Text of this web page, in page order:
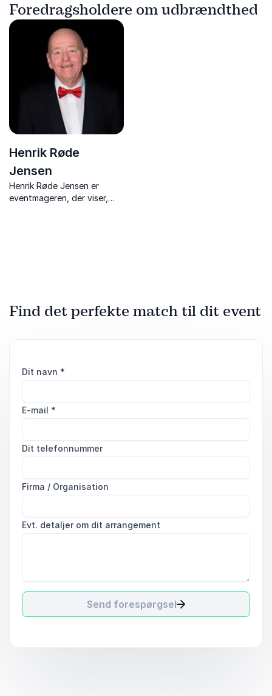
Foredragsholdere om udbrændthed
Henrik Røde
Jensen
Henrik Røde Jensen er
eventmageren, der viser,
Find det perfekte match til dit event
Dit navn *
E-mail *
Dit telefonnummer
Firma / Organisation
Evt. detaljer om dit arrangement
Send forespørgsel